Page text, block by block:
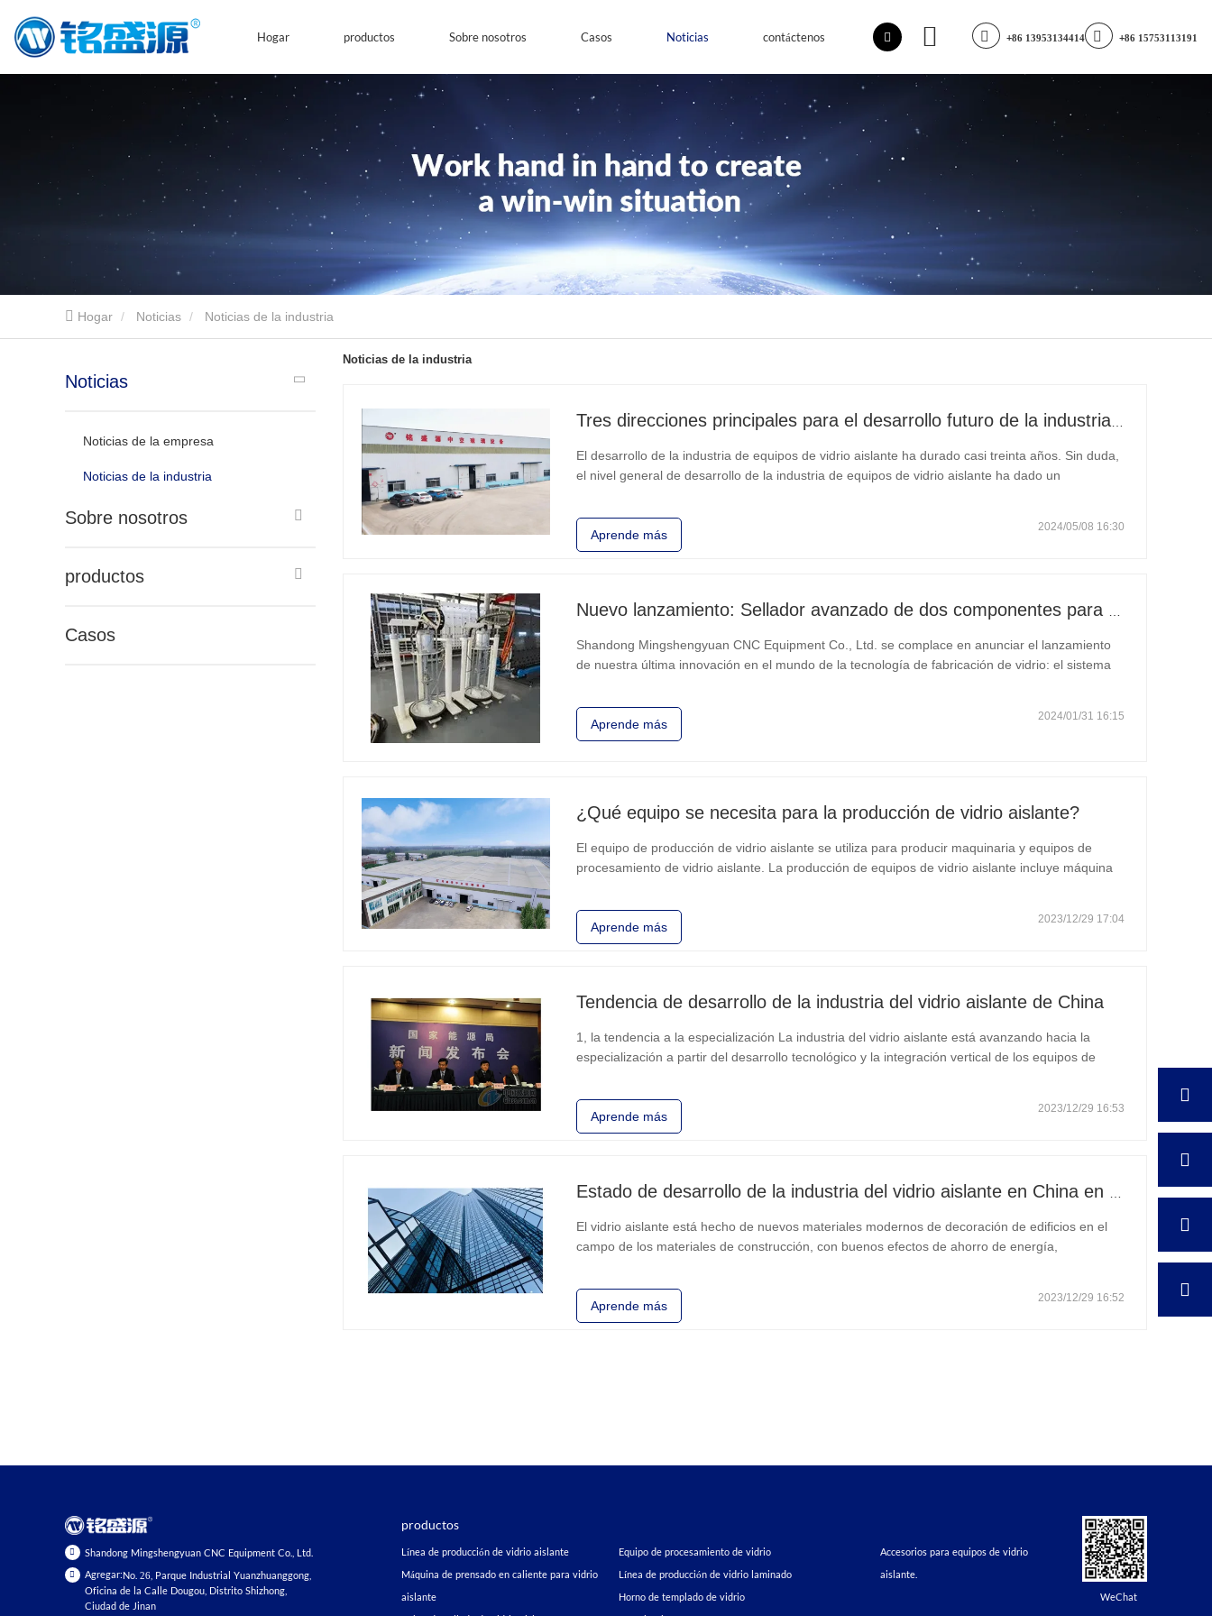
Hogar productos Sobre nosotros Casos Noticias contáctenos +86 13953134414 +86 15753113191
Hogar Noticias Noticias de la industria
Noticias
Noticias de la empresa
Noticias de la industria
Sobre nosotros
productos
Casos
Noticias de la industria
Tres direcciones principales para el desarrollo futuro de la industria de equipos de vidrio aislante
El desarrollo de la industria de equipos de vidrio aislante ha durado casi treinta años. Sin duda,
el nivel general de desarrollo de la industria de equipos de vidrio aislante ha dado un
la digestión,
Aprende más
2024/05/08 16:30
Shandong Mingshengyuan CNC Equipment Co., Ltd. se complace en anunciar el lanzamiento
de nuestra última innovación en el mundo de la tecnología de fabricación de vidrio: el sistema
para su uso en máquinas
Aprende más
2024/01/31 16:15
¿Qué equipo se necesita para la producción de vidrio aislante?
El equipo de producción de vidrio aislante se utiliza para producir maquinaria y equipos de
procesamiento de vidrio aislante. La producción de equipos de vidrio aislante incluye máquina
para subir y bajar
Aprende más
2023/12/29 17:04
Tendencia de desarrollo de la industria del vidrio aislante de China
1, la tendencia a la especialización La industria del vidrio aislante está avanzando hacia la
especialización a partir del desarrollo tecnológico y la integración vertical de los equipos de
alta gama
Aprende más
2023/12/29 16:53
El vidrio aislante está hecho de nuevos materiales modernos de decoración de edificios en el
campo de los materiales de construcción, con buenos efectos de ahorro de energía,
de materiales de
Aprende más
2023/12/29 16:52
Shandong Mingshengyuan CNC Equipment Co., Ltd.
Agregar:No. 26, Parque Industrial Yuanzhuanggong,
Oficina de la Calle Dougou, Distrito Shizhong,
Ciudad de Jinan
productos
Línea de producción de vidrio aislante
Máquina de prensado en caliente para vidrio
aislante
Equipo de procesamiento de vidrio
Línea de producción de vidrio laminado
Horno de templado de vidrio
Accesorios para equipos de vidrio
aislante.
WeChat